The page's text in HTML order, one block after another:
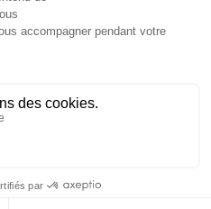
légales
de ventes
signalement